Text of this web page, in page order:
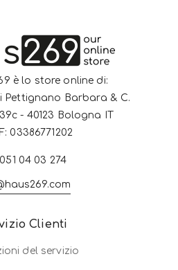
è lo store online di:
Pettignano Barbara & C.
- 40123 Bologna IT
03386771202
04 03 274
Clienti
del servizio